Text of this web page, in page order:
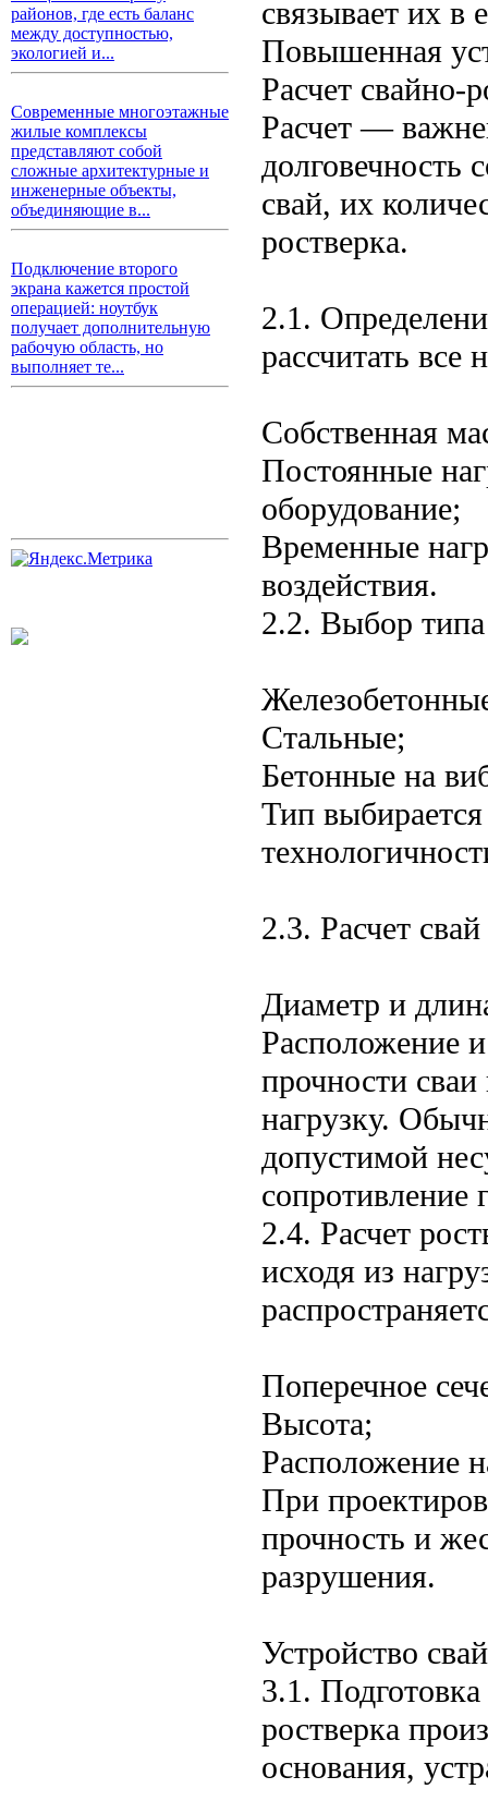
районов, где есть баланс
между доступностью,
экологией и...
Современные многоэтажные
жилые комплексы
представляют собой
сложные архитектурные и
инженерные объекты,
объединяющие в...
Подключение второго
экрана кажется простой
операцией: ноутбук
получает дополнительную
рабочую область, но
выполняет те...
связывает их в
Повышенная
Расчет свайно-
Расчет —
долговечность
свай, их
ростверка.
2.1.
рассчитать все
Собственная
Постоянные
оборудование;
Временные
воздействия.
2.2. Выбор
Стальные;
Бетонные на
Тип
2.3. Расчет
Диаметр и
Расположение
прочности
нагрузку.
допустимой
сопротивление
2.4. Расчет
исходя из
Поперечное
Высота;
Расположение
При
прочность и
разрушения.
Устройство
3.1.
ростверка
основания,